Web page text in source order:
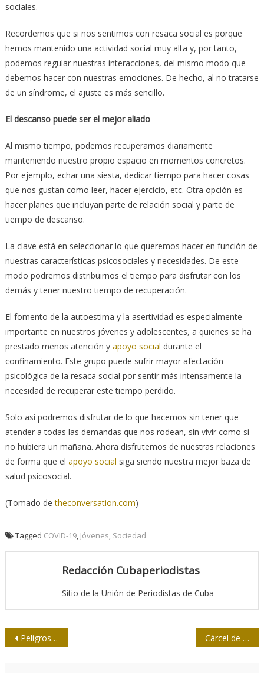
sociales.
Recordemos que si nos sentimos con resaca social es porque
hemos mantenido una actividad social muy alta y, por tanto,
podemos regular nuestras interacciones, del mismo modo que
debemos hacer con nuestras emociones. De hecho, al no tratarse
de un síndrome, el ajuste es más sencillo.
El descanso puede ser el mejor aliado
Al mismo tiempo, podemos recuperarnos diariamente
manteniendo nuestro propio espacio en momentos concretos.
Por ejemplo, echar una siesta, dedicar tiempo para hacer cosas
que nos gustan como leer, hacer ejercicio, etc. Otra opción es
hacer planes que incluyan parte de relación social y parte de
tiempo de descanso.
La clave está en seleccionar lo que queremos hacer en función de
nuestras características psicosociales y necesidades. De este
modo podremos distribuirnos el tiempo para disfrutar con los
demás y tener nuestro tiempo de recuperación.
El fomento de la autoestima y la asertividad es especialmente
importante en nuestros jóvenes y adolescentes, a quienes se ha
prestado menos atención y apoyo social durante el
confinamiento. Este grupo puede sufrir mayor afectación
psicológica de la resaca social por sentir más intensamente la
necesidad de recuperar este tiempo perdido.
Solo así podremos disfrutar de lo que hacemos sin tener que
atender a todas las demandas que nos rodean, sin vivir como si
no hubiera un mañana. Ahora disfrutemos de nuestras relaciones
de forma que el apoyo social siga siendo nuestra mejor baza de
salud psicosocial.
(Tomado detheconversation.com)
Tagged COVID-19, Jóvenes Sociedad
Redacción Cubaperiodistas
Sitio de la Unión de Periodistas de Cuba
Navegación
Peligros de los cinco colosos que sostienen la vida digital Cárcel de algoritmos